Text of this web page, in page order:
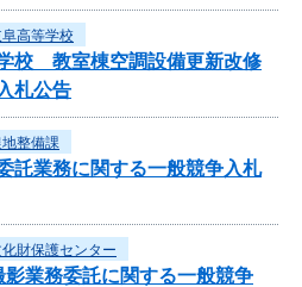
高等学校
校 教室棟空調設備更新改修
札公告
地整備課
託業務に関する一般競争入札
財保護センター
業務委託に関する一般競争